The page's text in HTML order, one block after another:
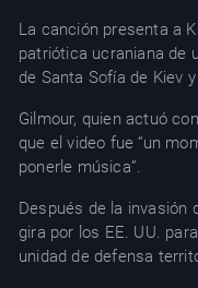
La canción presenta a
patriótica ucraniana de
de Santa Sofía de Kiev
Gilmour, quien actuó
que el video fue “un
ponerle música”.
Después de la invasión
gira por los EE. UU.
unidad de defensa